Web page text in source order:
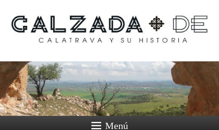
Calzada de Calatrava y
su historia
Menú